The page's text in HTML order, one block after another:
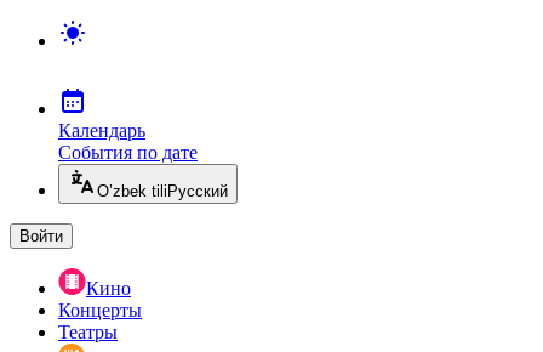
Календарь
События по дате
O’zbek tili Русский
Войти
Кино
Концерты
Театры